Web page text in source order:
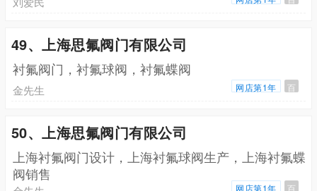
49、上海思氟阀门有限公司
衬氟阀门，衬氟球阀，衬氟蝶阀
金先生 网店第1年 百
50、上海思氟阀门有限公司
上海衬氟阀门设计，上海衬氟球阀生产，上海衬氟蝶
阀销售
网店第1年 百